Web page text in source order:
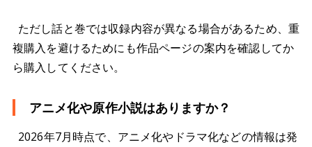
ただし話と巻では収録内容が異なる場合があるため、重
複購入を避けるためにも作品ページの案内を確認してか
ら購入してください。
アニメ化や原作小説はありますか？
2026年7月時点で、アニメ化やドラマ化などの情報は発